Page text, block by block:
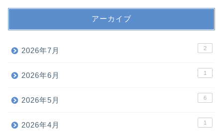
アーカイブ
2026年7月 2
2026年6月 1
2026年5月 6
2026年4月 1